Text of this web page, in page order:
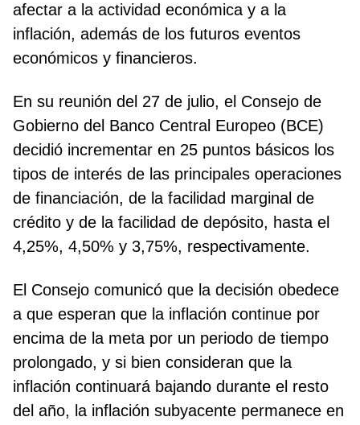
afectar a la actividad económica y a la
inflación, además de los futuros eventos
económicos y financieros.
En su reunión del 27 de julio, el Consejo de
Gobierno del Banco Central Europeo (BCE)
decidió incrementar en 25 puntos básicos los
tipos de interés de las principales operaciones
de financiación, de la facilidad marginal de
crédito y de la facilidad de depósito, hasta el
4,25%, 4,50% y 3,75%, respectivamente.
El Consejo comunicó que la decisión obedece
a que esperan que la inflación continue por
encima de la meta por un periodo de tiempo
prolongado, y si bien consideran que la
inflación continuará bajando durante el resto
del año, la inflación subyacente permanece en